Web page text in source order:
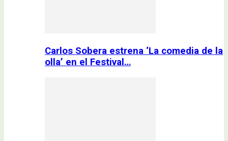
Carlos Sobera estrena ‘La comedia de la
olla’ en el Festival…